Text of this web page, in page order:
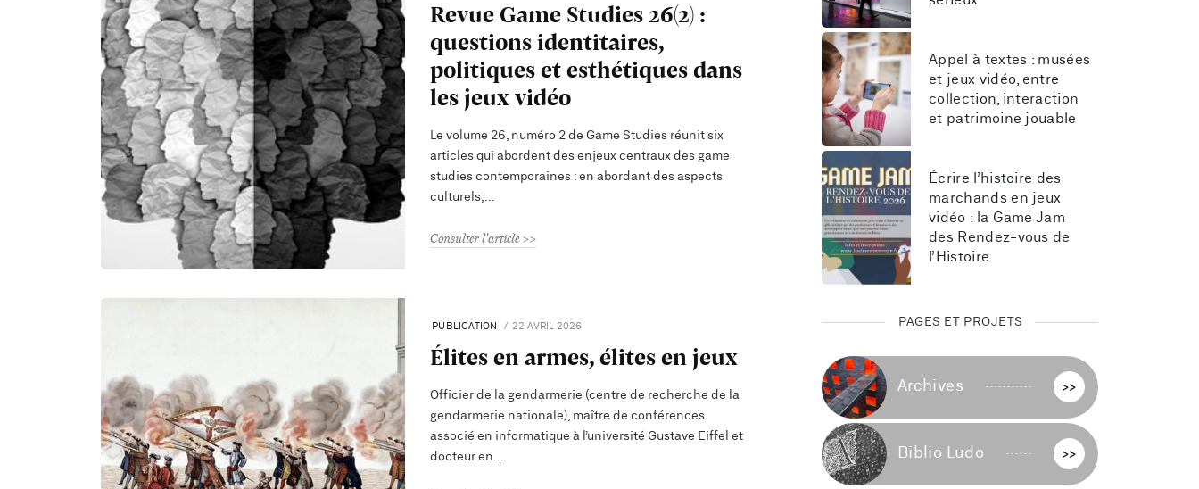
Revue Game Studies 26(2) :
questions identitaires,
politiques et esthétiques dans
les jeux vidéo
Le volume 26, numéro 2 de Game Studies réunit six
articles qui abordent des enjeux centraux des game
studies contemporaines : en abordant des aspects
culturels,
Consulter l'article
PUBLICATION 22 AVRIL 2026
Élites en armes, élites en jeux
Officier de la gendarmerie (centre de recherche de la
gendarmerie nationale), maître de conférences
associé en informatique à l’université Gustave Eiffel et
docteur en
Appel à textes : musées
et jeux vidéo, entre
collection, interaction
et patrimoine jouable
Écrire l’histoire des
marchands en jeux
vidéo : la Game Jam
des Rendez-vous de
l’Histoire
PAGES ET PROJETS
Archives >>
Biblio Ludo >>